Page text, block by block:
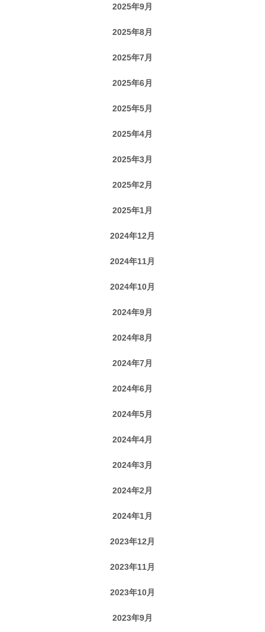
2025年9月
2025年8月
2025年7月
2025年6月
2025年5月
2025年4月
2025年3月
2025年2月
2025年1月
2024年12月
2024年11月
2024年10月
2024年9月
2024年8月
2024年7月
2024年6月
2024年5月
2024年4月
2024年3月
2024年2月
2024年1月
2023年12月
2023年11月
2023年10月
2023年9月